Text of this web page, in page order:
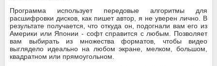
Программа использует передовые алгоритмы для
расшифровки дисков, как пишет автор, я не уверен лично. В
результате получается, что откуда он, подогнали вам его из
Америки или Японии - софт справится с любым. Позволяет
вам выбирать из множества форматов, чтобы видео
выглядело идеально на любом экране, мелком, большом,
квадратном или прямоугольном.